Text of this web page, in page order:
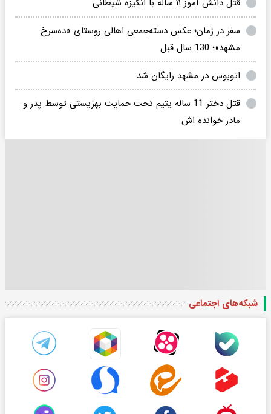
قتل دانش آموز ۱۱ ساله با انگیزه شیطانی
سفر در زمان؛ عکس دسته‌جمعی اهالی روستای «ده‌سرخ
مشهد»؛ 130 سال قبل
اتوبوس در مشهد رایگان شد
قتل دختر 11 ساله یتیم تحت حمایت بهزیستی توسط پدر و
مادر خوانده اش
شبکه‌های اجتماعی